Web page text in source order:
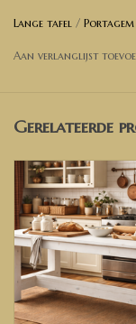
voor een prijsopgave.
Lengte: 300
Breedte: 100
Hoogte: 78
Breedte poten. 13
Model op de foto is
✅ Heeft u andere
Lange tafel / Portagem
Aan verlanglijst
Gerelateerde